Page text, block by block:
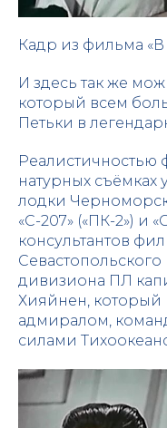
Кадр из фильма
И здесь так же
который всем
Петьки в
Реалистичностью
натурных съёмках
лодки
«С-207» («ПК-2») и
консультантов
дивизиона ПЛ
Хияйнен, который
адмиралом,
силами